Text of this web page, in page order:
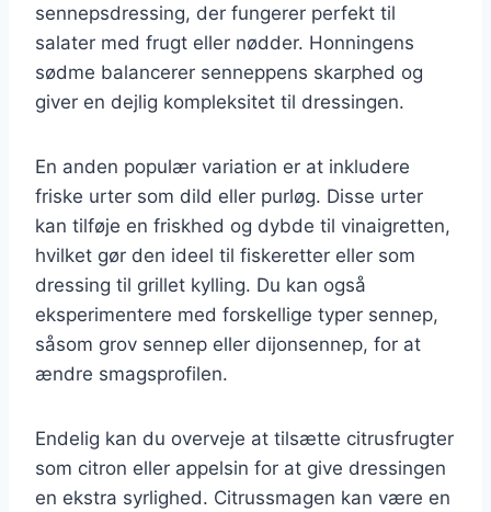
sennepsdressing, der fungerer perfekt til
salater med frugt eller nødder. Honningens
sødme balancerer senneppens skarphed og
giver en dejlig kompleksitet til dressingen.
En anden populær variation er at inkludere
friske urter som dild eller purløg. Disse urter
kan tilføje en friskhed og dybde til vinaigretten,
hvilket gør den ideel til fiskeretter eller som
dressing til grillet kylling. Du kan også
eksperimentere med forskellige typer sennep,
såsom grov sennep eller dijonsennep, for at
ændre smagsprofilen.
Endelig kan du overveje at tilsætte citrusfrugter
som citron eller appelsin for at give dressingen
en ekstra syrlighed. Citrussmagen kan være en